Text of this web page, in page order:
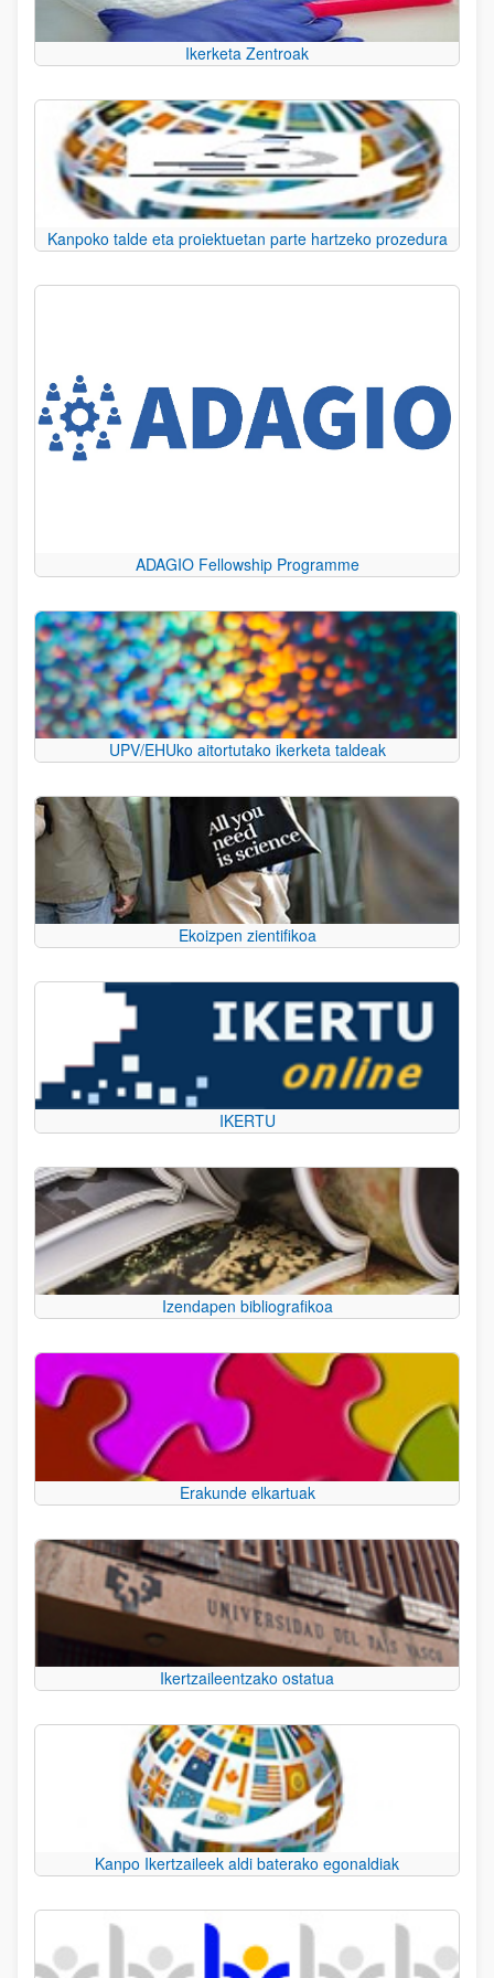
Ikerketa Zentroak
Kanpoko talde eta proiektuetan parte hartzeko prozedura
ADAGIO Fellowship Programme
UPV/EHUko aitortutako ikerketa taldeak
Ekoizpen zientifikoa
IKERTU
Izendapen bibliografikoa
Erakunde elkartuak
Ikertzaileentzako ostatua
Kanpo Ikertzaileek aldi baterako egonaldiak